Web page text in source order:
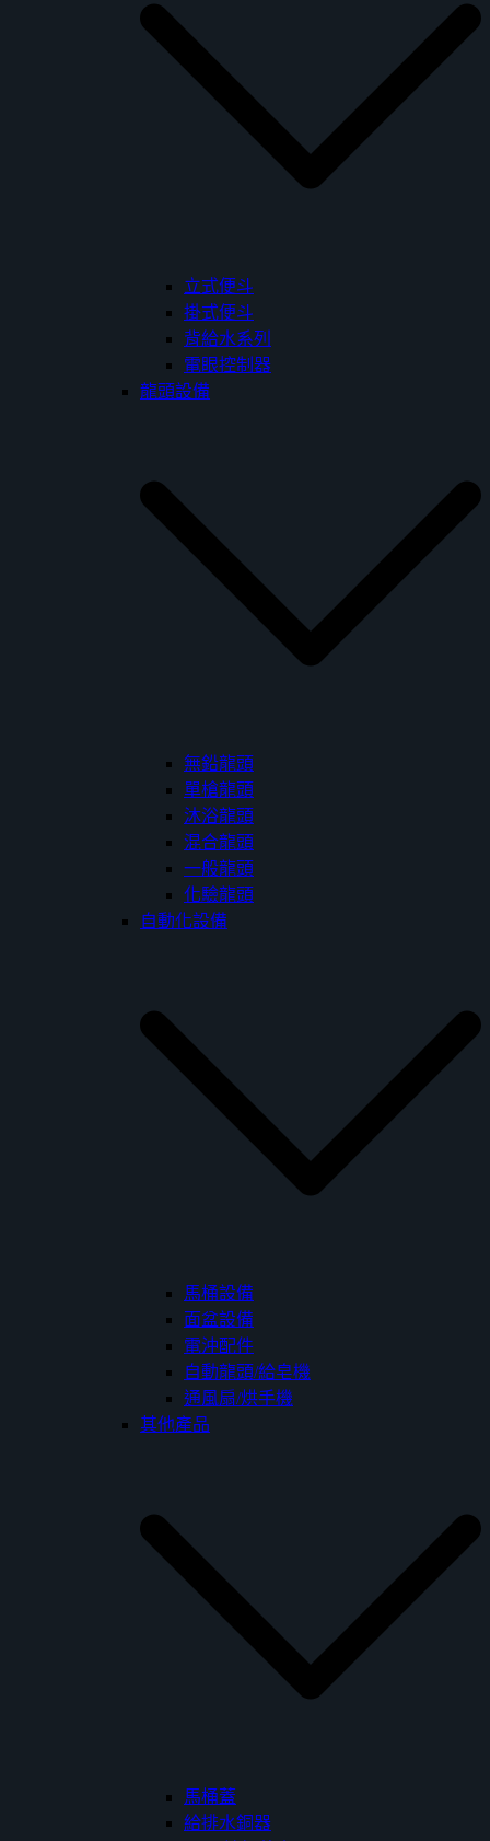
立式便斗
掛式便斗
背給水系列
電眼控制器
龍頭設備
無鉛龍頭
單槍龍頭
沐浴龍頭
混合龍頭
一般龍頭
化驗龍頭
自動化設備
馬桶設備
面盆設備
電沖配件
自動龍頭/給皂機
通風扇/烘手機
其他產品
馬桶蓋
給排水銅器